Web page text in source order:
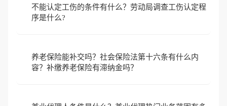
不能认定工伤的条件有什么？劳动局调查工伤认定程
序是什么?
养老保险能补交吗？社会保险法第十六条有什么内
容？补缴养老保险有滞纳金吗？